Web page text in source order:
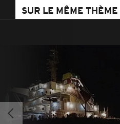
SUR LE MÊME THÈME